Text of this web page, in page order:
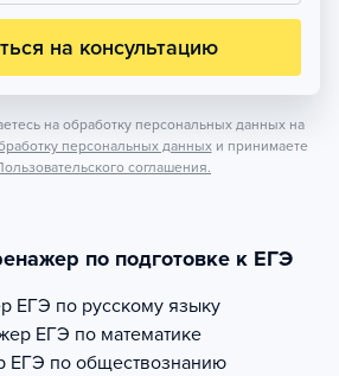
на консультацию
на обработку персональных данных на
персональных данных и принимаете
соглашения.
по подготовке к ЕГЭ
ЕГЭ по русскому языку
ЕГЭ по математике
ЕГЭ по обществознанию